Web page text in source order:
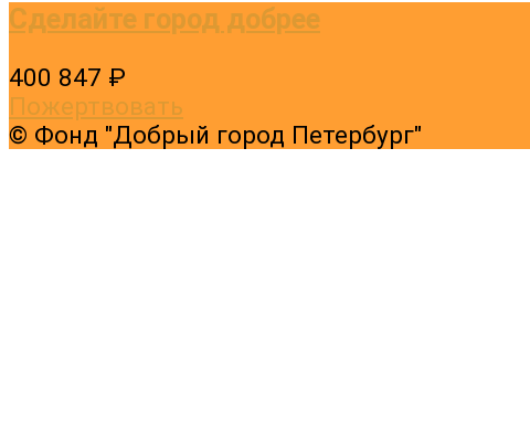
Сделайте город добрее
400 847 ₽
Пожертвовать
© Фонд "Добрый город Петербург"